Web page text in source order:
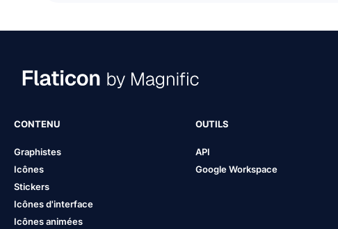
CONTENU
Graphistes
Icônes
Stickers
Icônes d'interface
Icônes animées
OUTILS
API
Google Workspace